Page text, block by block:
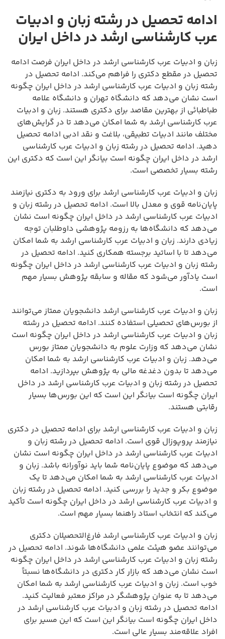
ادامه تحصیل در رشته زبان و ادبیات
عرب کارشناسی ارشد در داخل ایران
زبان و ادبیات عرب کارشناسی ارشد در داخل ایران فرصت ادامه
تحصیل در مقطع دکتری را فراهم می‌کند. ادامه تحصیل در
رشته زبان و ادبیات عرب کارشناسی ارشد در داخل ایران چگونه
است نشان می‌دهد که دانشگاه تهران و دانشگاه علامه
طباطبائی از بهترین مقاصد برای دکتری هستند. زبان و ادبیات
عرب کارشناسی ارشد به شما امکان می‌دهد تا در گرایش‌های
مختلف مانند ادبیات تطبیقی، بلاغت و نقد ادبی ادامه تحصیل
دهید. ادامه تحصیل در رشته زبان و ادبیات عرب کارشناسی
ارشد در داخل ایران چگونه است بیانگر این است که دکتری این
رشته بسیار تخصصی است.
زبان و ادبیات عرب کارشناسی ارشد برای ورود به دکتری نیازمند
پایان‌نامه قوی و معدل بالا است. ادامه تحصیل در رشته زبان و
ادبیات عرب کارشناسی ارشد در داخل ایران چگونه است نشان
می‌دهد که دانشگاه‌ها به رزومه پژوهشی داوطلبان توجه
زیادی دارند. زبان و ادبیات عرب کارشناسی ارشد به شما امکان
می‌دهد تا با اساتید برجسته همکاری کنید. ادامه تحصیل در
رشته زبان و ادبیات عرب کارشناسی ارشد در داخل ایران چگونه
است یادآور می‌شود که مقاله و سابقه پژوهش بسیار مهم
است.
زبان و ادبیات عرب کارشناسی ارشد دانشجویان ممتاز می‌توانند
از بورس‌های تحصیلی استفاده کنند. ادامه تحصیل در رشته
زبان و ادبیات عرب کارشناسی ارشد در داخل ایران چگونه است
نشان می‌دهد که وزارت علوم به دانشجویان ممتاز بورس
می‌دهد. زبان و ادبیات عرب کارشناسی ارشد به شما امکان
می‌دهد تا بدون دغدغه مالی به پژوهش بپردازید. ادامه
تحصیل در رشته زبان و ادبیات عرب کارشناسی ارشد در داخل
ایران چگونه است بیانگر این است که این بورس‌ها بسیار
رقابتی هستند.
زبان و ادبیات عرب کارشناسی ارشد برای ادامه تحصیل در دکتری
نیازمند پروپوزال قوی است. ادامه تحصیل در رشته زبان و
ادبیات عرب کارشناسی ارشد در داخل ایران چگونه است نشان
می‌دهد که موضوع پایان‌نامه شما باید نوآورانه باشد. زبان و
ادبیات عرب کارشناسی ارشد به شما امکان می‌دهد تا یک
موضوع بکر و جدید را بررسی کنید. ادامه تحصیل در رشته زبان
و ادبیات عرب کارشناسی ارشد در داخل ایران چگونه است تأکید
می‌کند که انتخاب استاد راهنما بسیار مهم است.
زبان و ادبیات عرب کارشناسی ارشد فارغ‌التحصیلان دکتری
می‌توانند عضو هیئت علمی دانشگاه‌ها شوند. ادامه تحصیل در
رشته زبان و ادبیات عرب کارشناسی ارشد در داخل ایران چگونه
است نشان می‌دهد که بازار کار دکتری در دانشگاه‌ها نسبتاً
خوب است. زبان و ادبیات عرب کارشناسی ارشد به شما امکان
می‌دهد تا به عنوان پژوهشگر در مراکز معتبر فعالیت کنید.
ادامه تحصیل در رشته زبان و ادبیات عرب کارشناسی ارشد در
داخل ایران چگونه است بیانگر این است که این مسیر برای
افراد علاقه‌مند بسیار عالی است.